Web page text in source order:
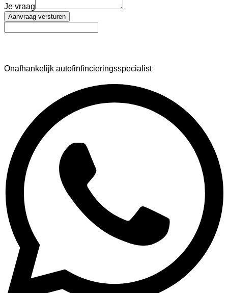
Je vraag
Aanvraag versturen
Onafhankelijk autofinfincieringsspecialist